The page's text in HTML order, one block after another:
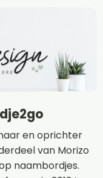
en oprichter
van Morizo
naambordjes.